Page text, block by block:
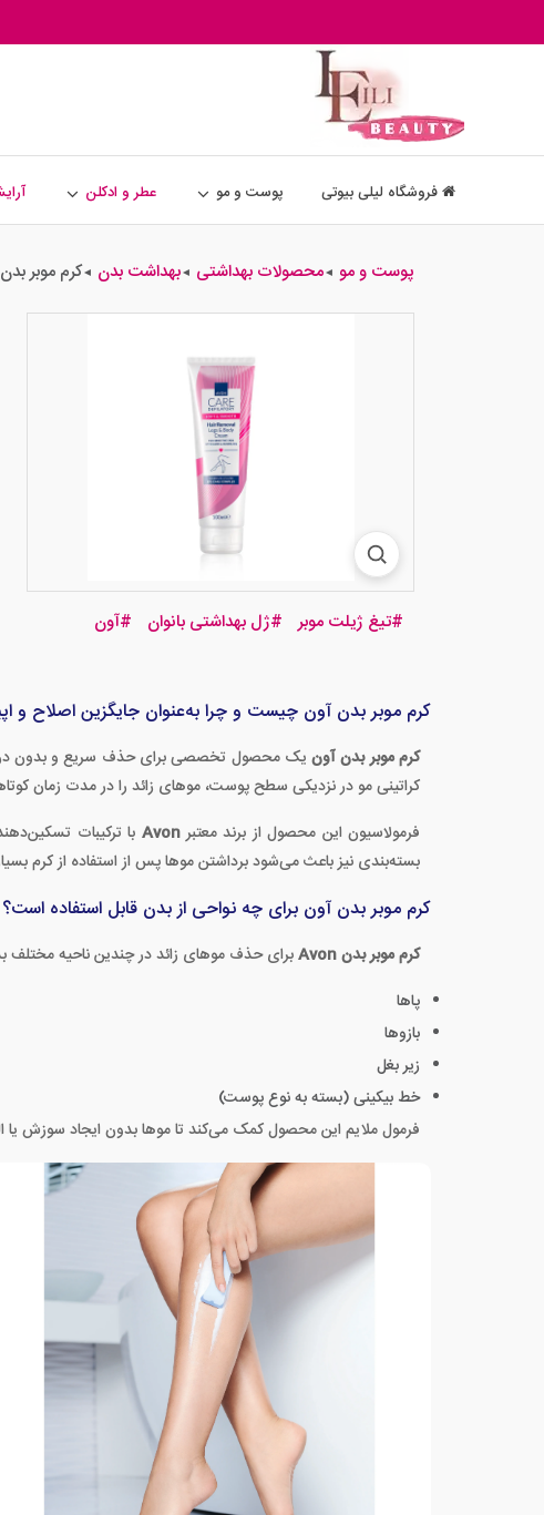
فروشگاه لیلی بیوتی پوست و مو عطر و ادکلن
پوست و مو ◄محصولات بهداشتی ◄بهداشت بدن ◄کرم موبر
#تیغ ژیلت موبر #ژل بهداشتی بانوان #آون
کرم موبر بدن آون چیست و چرا به‌عنوان جایگزین اصلاح و
کرم موبر بدن آونیک محصول تخصصی برای حذف سریع و بدون درد
کراتینی مو در نزدیکی سطح پوست، موهای زائد را در مدت زمان
فرمولاسیون این محصول از برند معتبرAvon با ترکیبات
بسته‌بندی نیز باعث می‌شود برداشتن موها پس از استفاده از کرم
کرم موبر بدن آون برای چه نواحی از بدن قابل استفاده است؟
کرم موبر بدن Avon
برای حذف موهای زائد در چندین ناحیه
پاها
بازوها
زیر بغل
خط بیکینی (بسته به نوع پوست)
فرمول ملایم این محصول کمک می‌کند تا موها بدون ایجاد